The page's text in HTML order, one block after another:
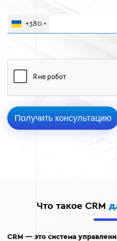
+380
Что такое CRM
CRM — это система